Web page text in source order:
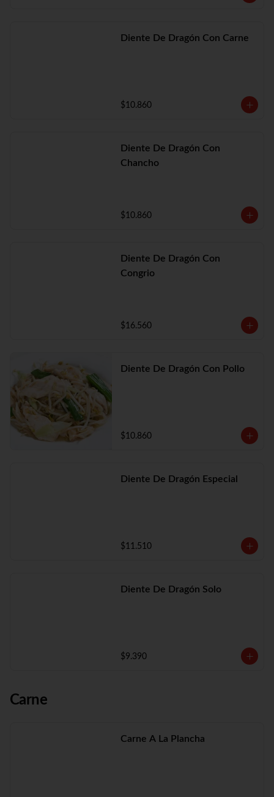
Diente De Dragón Con Carne
$10.860
Diente De Dragón Con
Chancho
$10.860
Diente De Dragón Con
Congrio
$16.560
Diente De Dragón Con Pollo
$10.860
Diente De Dragón Especial
$11.510
Diente De Dragón Solo
$9.390
Carne
Carne A La Plancha